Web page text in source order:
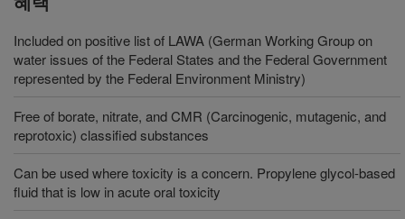
Included on positive list of LAWA (German Working Group on
water issues of the Federal States and the Federal Government
represented by the Federal Environment Ministry)
Free of borate, nitrate, and CMR (Carcinogenic, mutagenic, and
reprotoxic) classified substances
Can be used where toxicity is a concern. Propylene glycol-based
fluid that is low in acute oral toxicity